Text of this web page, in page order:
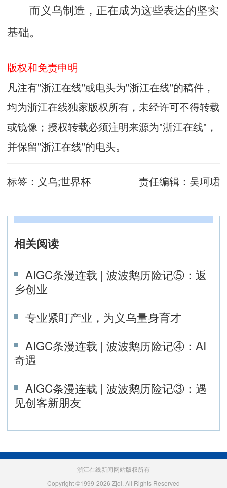
而义乌制造，正在成为这些表达的坚实
基础。
版权和免责申明
凡注有"浙江在线"或电头为"浙江在线"的稿件，
均为浙江在线独家版权所有，未经许可不得转载
或镜像；授权转载必须注明来源为"浙江在线"，
并保留"浙江在线"的电头。
标签： 义乌;世界杯 责任编辑： 吴珂珺
相关阅读
AIGC条漫连载 | 波波鹅历险记⑤：返
乡创业
专业紧盯产业，为义乌量身育才
AIGC条漫连载 | 波波鹅历险记④：AI
奇遇
AIGC条漫连载 | 波波鹅历险记③：遇
见创客新朋友
浙江在线新闻网站版权所有
Copyright ©1999-2026 Zjol. All Rights Reserved